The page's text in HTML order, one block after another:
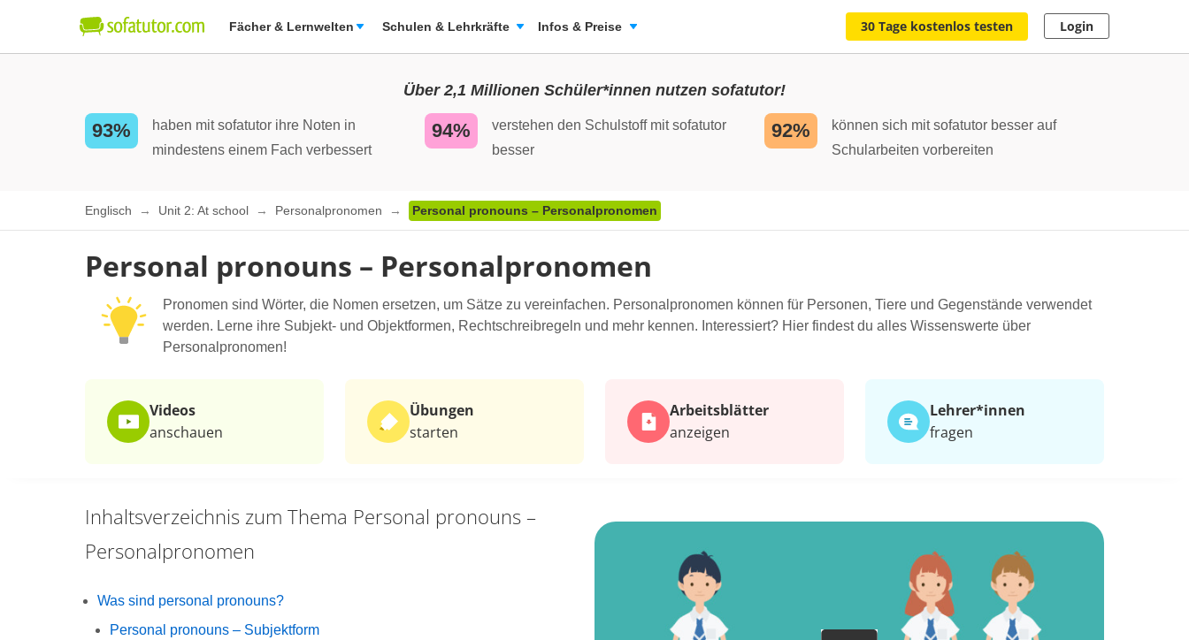
Fächer & Lernwelten Schulen & Lehrkräfte Infos & Preise 30 Tage kostenlos testen Login
Über 2,1 Millionen Schüler*innen nutzen sofatutor!
93%
haben mit sofatutor ihre Noten in
mindestens einem Fach verbessert
94%
verstehen den Schulstoff mit sofatutor
besser
92%
können sich mit sofatutor besser auf
Schularbeiten vorbereiten
Englisch Unit 2: At school Personalpronomen Personal pronouns – Personalpronomen
Personal pronouns – Personalpronomen
Pronomen sind Wörter, die Nomen ersetzen, um Sätze zu vereinfachen. Personalpronomen können für Personen, Tiere und Gegenstände verwendet
werden. Lerne ihre Subjekt- und Objektformen, Rechtschreibregeln und mehr kennen. Interessiert? Hier findest du alles Wissenswerte über
Personalpronomen!
Videos
anschauen
Übungen
starten
Arbeits­blätter
anzeigen
Lehrer*​innen
fragen
Inhaltsverzeichnis zum Thema Personal pronouns –
Personalpronomen
Was sind personal pronouns?
Personal pronouns – Subjektform